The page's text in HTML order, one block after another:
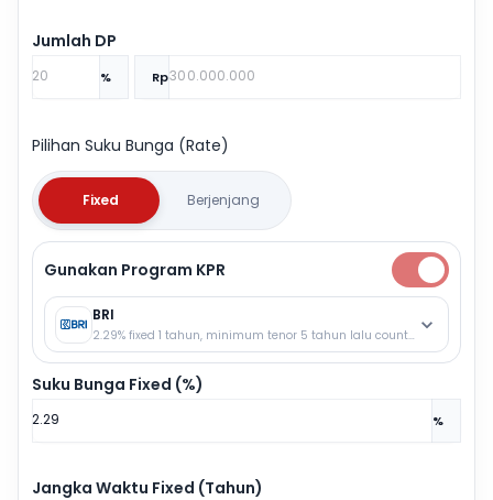
Jumlah DP
% Rp
Pilihan Suku Bunga (Rate)
Fixed Berjenjang
Gunakan Program KPR
BRI
2.29% fixed 1 tahun, minimum tenor 5 tahun lalu counter rate.
Suku Bunga Fixed (%)
%
Jangka Waktu Fixed (Tahun)